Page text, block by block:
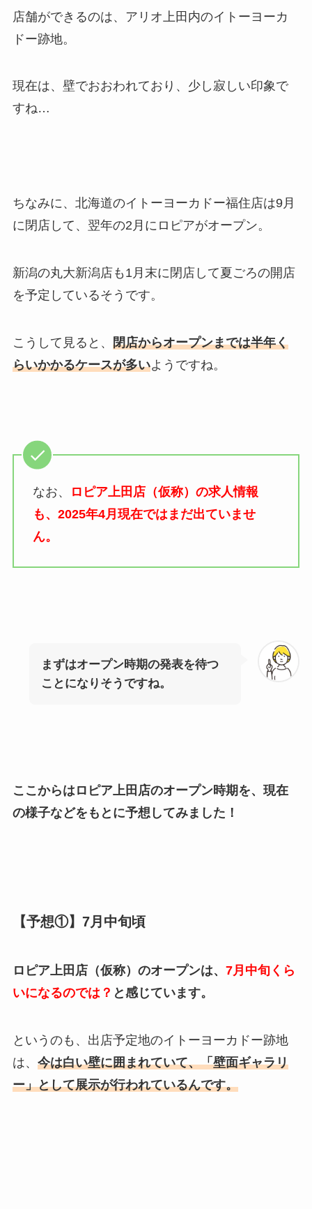
店舗ができるのは、アリオ上田内のイトーヨーカ
ドー跡地。
現在は、壁でおおわれており、少し寂しい印象で
すね…
ちなみに、北海道のイトーヨーカドー福住店は9月
に閉店して、翌年の2月にロピアがオープン。
新潟の丸大新潟店も1月末に閉店して夏ごろの開店
を予定しているそうです。
こうして見ると、 閉店からオープンまでは半年く
らいかかるケースが多いようですね。
なお、
ロピア上田店（仮称）の求人情報
も、2025年4月現在ではまだ出ていませ
ん。
まずはオープン時期の発表を待つ
ことになりそうですね。
ここからはロピア上田店のオープン時期を、現在
の様子などをもとに予想してみました！
【予想①】7月中旬頃
ロピア上田店（仮称）のオープンは、 7月中旬くら
いになるのでは？ と感じています。
というのも、出店予定地のイトーヨーカドー跡地
は、 今は白い壁に囲まれていて、「壁面ギャラリ
ー」として展示が行われているんです。